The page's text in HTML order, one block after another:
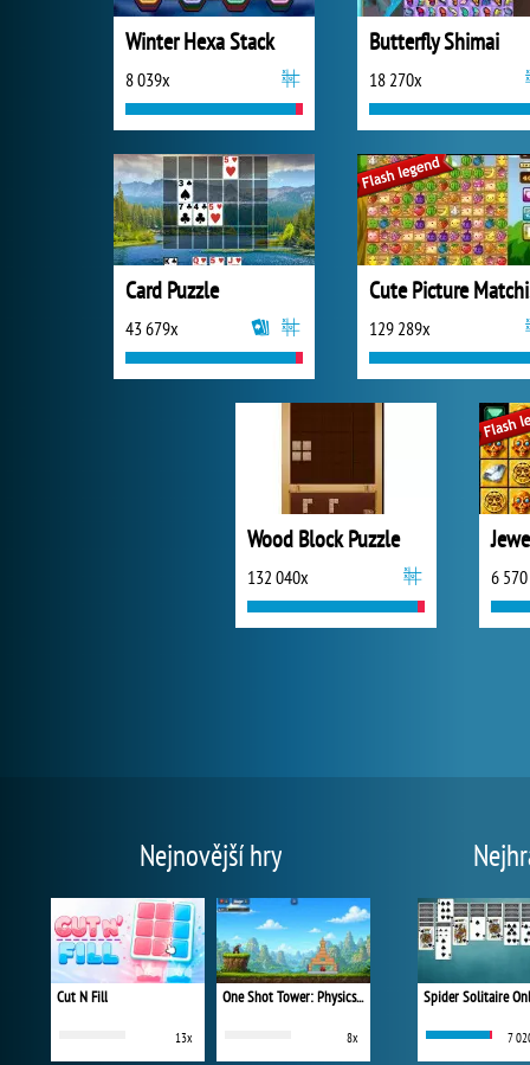
Winter Hexa Stack
8 039x
Butterfly Shimai
18 270x
Card Puzzle
43 679x 129 289x
Wood Block Puzzle
132 040x 6
Nejnovější hry
Cut N Fill
13x
One Shot Tower: Physics Destroyer
8x
Spider Solitaire
7